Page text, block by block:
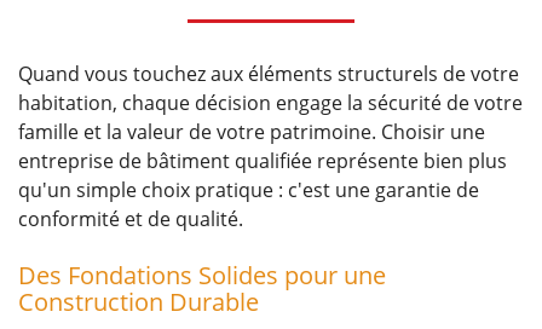
Quand vous touchez aux éléments structurels de votre
habitation, chaque décision engage la sécurité de votre
famille et la valeur de votre patrimoine. Choisir une
entreprise de bâtiment qualifiée représente bien plus
qu'un simple choix pratique : c'est une garantie de
conformité et de qualité.
Des Fondations Solides pour une
Construction Durable